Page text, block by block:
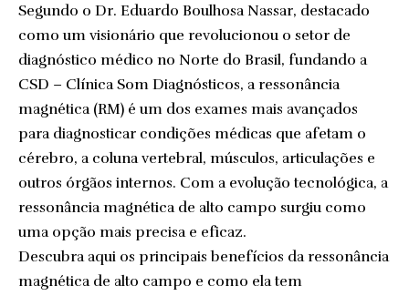
Segundo o Dr. Eduardo Boulhosa Nassar, destacado
como um visionário que revolucionou o setor de
diagnóstico médico no Norte do Brasil, fundando a
CSD – Clínica Som Diagnósticos, a ressonância
magnética (RM) é um dos exames mais avançados
para diagnosticar condições médicas que afetam o
cérebro, a coluna vertebral, músculos, articulações e
outros órgãos internos. Com a evolução tecnológica, a
ressonância magnética de alto campo surgiu como
uma opção mais precisa e eficaz.
Descubra aqui os principais benefícios da ressonância
magnética de alto campo e como ela tem